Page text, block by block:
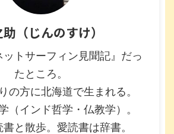
（じんのすけ）
ットサーフィン見聞記』だっ
たところ。
の方に北海道で生まれる。
（インド哲学・仏教学）。
と散歩。愛読書は辞書。